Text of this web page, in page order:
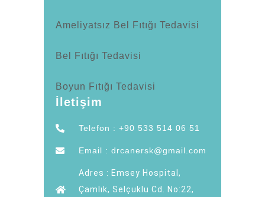
Ameliyatsız Bel Fıtığı Tedavisi
Bel Fıtığı Tedavisi
Boyun Fıtığı Tedavisi
İletişim
Telefon : +90 533 514 06 51
Email : drcanersk@gmail.com
Adres : Emsey Hospital,
Çamlık, Selçuklu Cd. No:22,